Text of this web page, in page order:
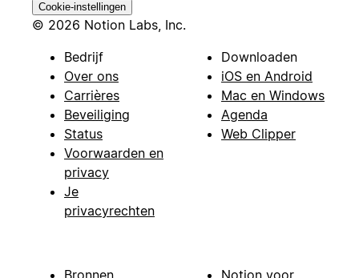
Cookie-instellingen
© 2026 Notion Labs, Inc.
Bedrijf
Over ons
Carrières
Beveiliging
Status
Voorwaarden en
privacy
Je
privacyrechten
Downloaden
iOS en Android
Mac en Windows
Agenda
Web Clipper